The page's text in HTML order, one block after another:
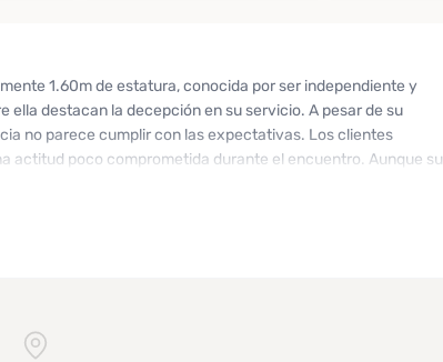
1.60m de estatura, conocida por ser independiente y
ella destacan la decepción en su servicio. A pesar de su
no parece cumplir con las expectativas. Los clientes
actitud poco comprometida durante el encuentro. Aunque su
la realidad es muy distinta. A pesar de sus esfuerzos por
han estado en esa situación y considera la opción de buscar